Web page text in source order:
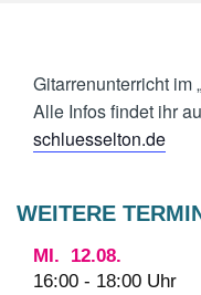
Gitarrenunterricht im
Alle Infos findet ihr
schluesselton.de
WEITERE
MI.
12.08.
16:00 - 18:00 Uhr